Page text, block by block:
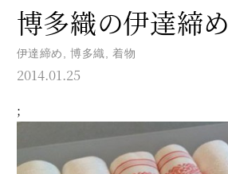
博多織の伊達締め
伊達締め ,博多織 着物
2014.01.25
;